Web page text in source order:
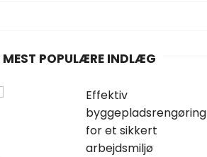
MEST POPULÆRE INDLÆG
Effektiv
byggepladsrengøring
for et sikkert
arbejdsmiljø